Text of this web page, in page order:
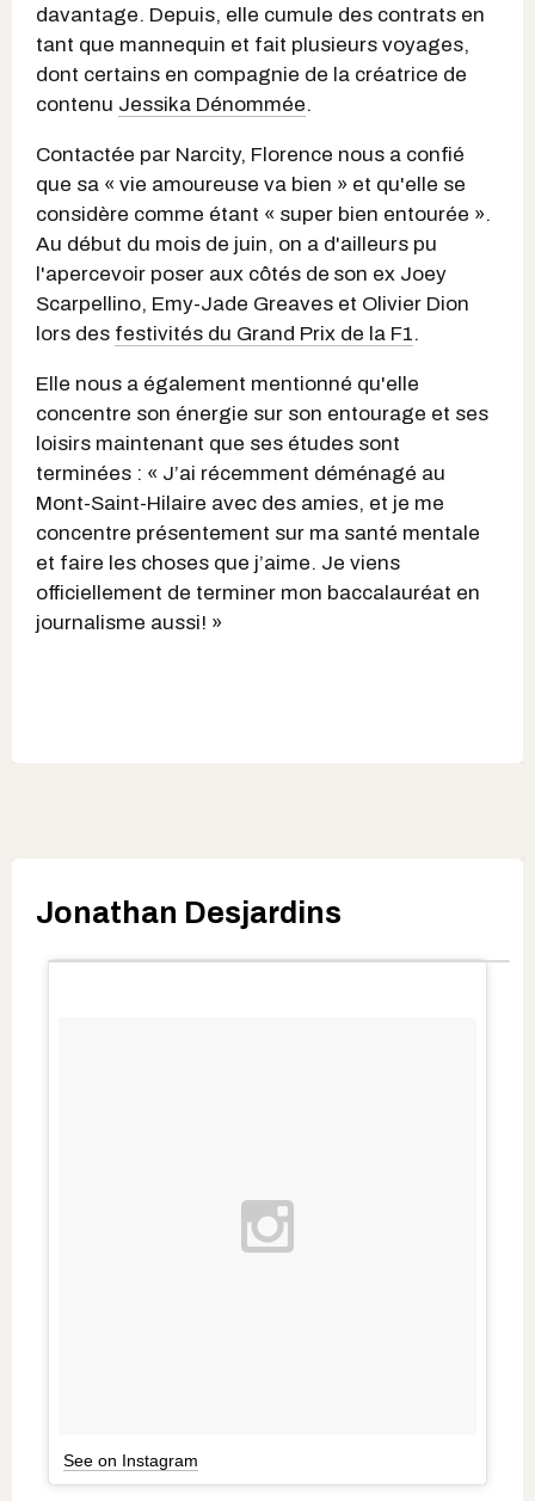
davantage. Depuis, elle cumule des contrats en
tant que mannequin et fait plusieurs voyages,
dont certains en compagnie de la créatrice de
contenu Jessika Dénommée.
Contactée par Narcity, Florence nous a confié
que sa « vie amoureuse va bien » et qu'elle se
considère comme étant « super bien entourée ».
Au début du mois de juin, on a d'ailleurs pu
l'apercevoir poser aux côtés de son ex Joey
Scarpellino, Emy-Jade Greaves et Olivier Dion
lors des festivités du Grand Prix de la F1.
Elle nous a également mentionné qu'elle
concentre son énergie sur son entourage et ses
loisirs maintenant que ses études sont
terminées : « J’ai récemment déménagé au
Mont-Saint-Hilaire avec des amies, et je me
concentre présentement sur ma santé mentale
et faire les choses que j’aime. Je viens
officiellement de terminer mon baccalauréat en
journalisme aussi! »
Jonathan Desjardins
See on Instagram